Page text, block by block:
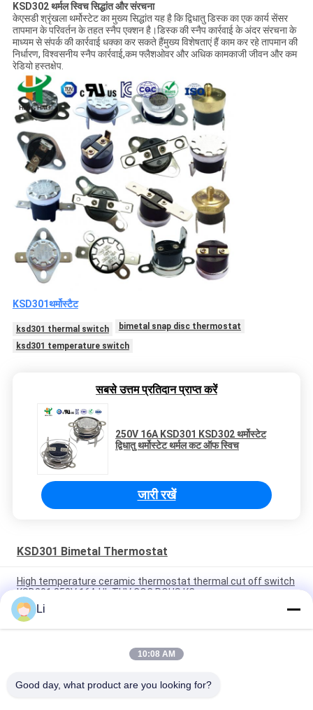
KSD302 थर्मल स्विच सिद्धांत और संरचना
केएसडी श्रृंखला थर्मोस्टेट का मुख्य सिद्धांत यह है कि द्विधातु डिस्क का एक कार्य सेंसर
तापमान के परिवर्तन के तहत स्नैप एक्शन है।डिस्क की स्नैप कार्रवाई के अंदर संरचना के
माध्यम से संपर्क की कार्रवाई धक्का कर सकते हैंमुख्य विशेषताएं हैं काम कर रहे तापमान की
निर्धारण, विश्वसनीय स्नैप कार्रवाई,कम फ्लैशओवर और अधिक कामकाजी जीवन और कम
रेडियो हस्तक्षेप.
KSD301थर्मोस्टैट
ksd301 thermal switch
bimetal snap disc thermostat
ksd301 temperature switch
सबसे उत्तम प्रतिदान प्राप्त करें
250V 16A KSD301 KSD302 थर्मोस्टेट
द्विधातु थर्मोस्टेट थर्मल कट ऑफ स्विच
जारी रखें
KSD301 Bimetal Thermostat
High temperature ceramic thermostat thermal cut off switch
KSD301 250V 16A UL TUV CQC ROHS KC
Bimetal Disc Snap Action Thermostats, low temperature
limited control switch H31 250V 10 13C
Snap Action Type KSD301 Bimetal Thermostat AC 125V 250V
Li
10:08 AM
Good day, what product are you looking for?